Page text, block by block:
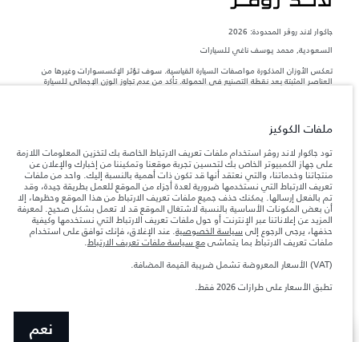
جاكوار لاند روڨر المحدودة: 2026
السعودية, محمد يوسف ناغي للسيارات
تعكس الأوزان المذكورة مواصفات السيارة القياسية. سوف تؤثر الإكسسوارات وغيرها من
العناصر المثبتة بعد نقطة التصنيع في الحمولة. تأكد من عدم تجاوز الوزن الإجمالي للسيارة
المعلومات والمواصفات والأسعار والألوان المذكورة على هذا الموقع قد تختلف من بلد إلى
آخر، كما أنّها قد تتغير بدون إشعار مسبق. الرجاء التواصل مع وكيلنا المحلي للتأكد من توفّرها
والتحقق من الأسعار.
ملاحظة مهمة حول الصور والمواصفات.إن النقص العالمي في أشباه الموصلات يؤثر حاليًا
في مواصفات تصميم السيارات وتوفر الخيارات وتوقيتات التصاميم. هذا ظرف ديناميكي
للغاية، ونتيجة لذلك، قد لا تمثّل الصور المستخدَمة ضمن موقع الويب حاليًا المواصفات الحالية
بالكامل بالنسبة إلى الميزات والخيارات والحلية ومجموعات الألوان. يرجى استشارة وكيلك الذي
سيتمكّن من تأكيد أي تقييدات حالية معك للسماح لك باتخاذ قرار مدروس
الأرقام المقدمة هي نتيجة لاختبارات المصنع الرسمية وفقاً لتشريعات الاتحاد الأوروبي. قد
يتباين استهلك الوقود الفعلي للمركبة عن ذلك المتحقق في تلك الاختبارات كما أن هذه
الأرقام بغرض المقارنة فحسب.
الأسعار تنطبق فقط على الطرازات المصنعة في عام 2026.
ملفات الكوكيز
تود جاكوار لاند روڤر استخدام ملفات تعريف الارتباط الخاصة بك لتخزين المعلومات اللازمة
على جهاز الكمبيوتر الخاص بك لتحسين تجربة موقعنا وتمكيننا من إخبارك والإعلان عن
منتجاتنا وخدماتنا، والتي نعتقد أنها قد تكون ذات أهمية بالنسبة إليك. واحد من ملفات
تعريف الارتباط التي نستخدمها ضرورية لعدة أجزاء من الموقع للعمل بطريقة جيدة، وقد
تم بالفعل إرسالها. يمكنك حذف جميع ملفات تعريف الارتباط من هذا الموقع وحظرها، إلا
أن بعض المكونات الأساسية بالنسبة لاشتغال الموقع قد لا تعمل بشكل صحيح. لمعرفة
المزيد عن إعلاناتنا عبر الإنترنت أو حول ملفات تعريف الارتباط التي نستخدمها وكيفية
حذفها، يرجى الرجوع إلى سياسة الخصوصية. عند الإغلاق، فإنك توافق على استخدام
ملفات تعريف الارتباط بما يتماشىمع سياسة ملفات تعريف الارتباط.
(VAT) الأسعار المعروضة تشمل ضريبة القيمة المضافة.
تطبق الأسعار على طرازات 2026 فقط.
نعم